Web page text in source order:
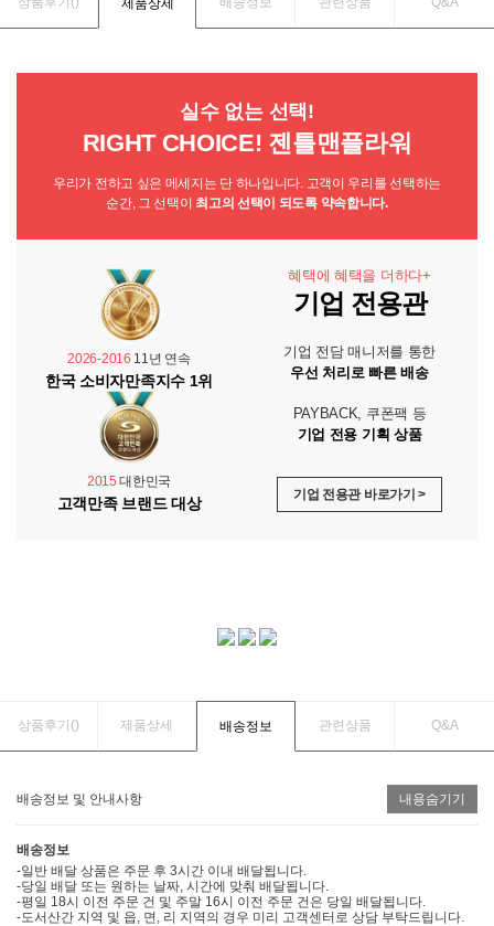
제품상세
실수 없는 선택!
RIGHT CHOICE! 젠틀맨플라워
우리가 전하고 싶은 메세지는 단 하나입니다. 고객이 우리를 선택하는
순간, 그 선택이 최고의 선택이 되도록 약속합니다.
2026-2016 11년 연속
한국 소비자만족지수 1위
2015 대한민국
고객만족 브랜드 대상
혜택에 혜택을 더하다+
기업 전용관
기업 전담 매니저를 통한
우선 처리로 빠른 배송
PAYBACK, 쿠폰팩 등
기업 전용 기획 상품
기업 전용관 바로가기 >
상품후기() 제품상세 배송정보 관련상품 Q&A
배송정보 및 안내사항 내용숨기기
배송정보
-일반 배달 상품은 주문 후 3시간 이내 배달됩니다.
-당일 배달 또는 원하는 날짜, 시간에 맞춰 배달됩니다.
-평일 18시 이전 주문 건 및 주말 16시 이전 주문 건은 당일 배달됩니다.
-도서산간 지역 및 읍, 면, 리 지역의 경우 미리 고객센터로 상담 부탁드립니다.